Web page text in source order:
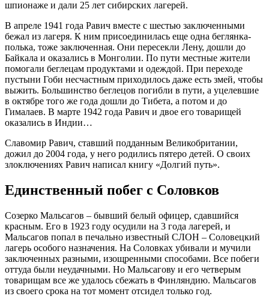
шпионаже и дали 25 лет сибирских лагерей.
В апреле 1941 года Равич вместе с шестью заключенными
бежал из лагеря. К ним присоединилась еще одна беглянка-
полька, тоже заключенная. Они пересекли Лену, дошли до
Байкала и оказались в Монголии. По пути местные жители
помогали беглецам продуктами и одеждой. При переходе
пустыни Гоби несчастным приходилось даже есть змей, чтобы
выжить. Большинство беглецов погибли в пути, а уцелевшие
в октябре того же года дошли до Тибета, а потом и до
Гималаев. В марте 1942 года Равич и двое его товарищей
оказались в Индии…
Славомир Равич, ставший подданным Великобритании,
дожил до 2004 года, у него родились пятеро детей. О своих
злоключениях Равич написал книгу «Долгий путь».
Единственный побег с Соловков
Созерко Мальсагов – бывший белый офицер, сдавшийся
красным. Его в 1923 году осудили на 3 года лагерей, и
Мальсагов попал в печально известный СЛОН – Соловецкий
лагерь особого назначения. На Соловках убивали и мучили
заключенных разными, изощренными способами. Все побеги
оттуда были неудачными. Но Мальсагову и его четверым
товарищам все же удалось сбежать в Финляндию. Мальсагов
из своего срока на тот момент отсидел только год.